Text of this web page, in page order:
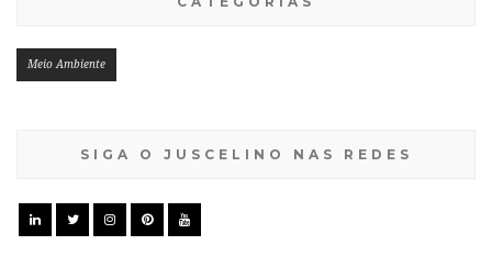
Meio Ambiente
SIGA O JUSCELINO NAS REDES